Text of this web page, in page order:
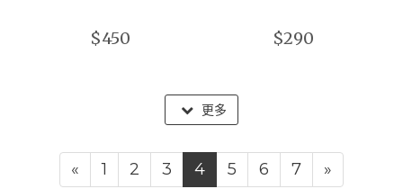
$450 $290
更多
« 1 2 3 4 5 6 7 »